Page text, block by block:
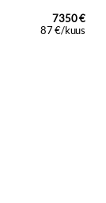
7350 €
87 €/kuus